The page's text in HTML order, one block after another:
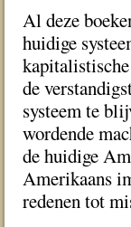
Al deze
huidige
de
systeem te
wordende
de huidige
Amerikaans
redenen tot